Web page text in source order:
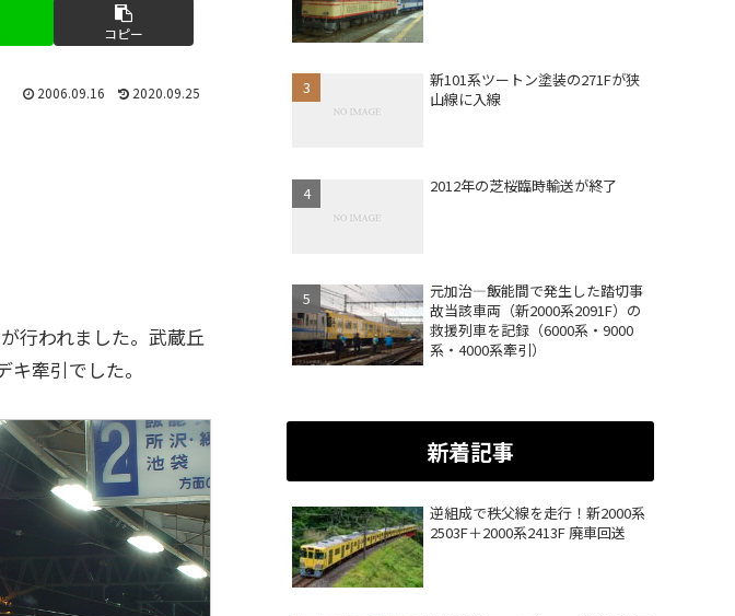
コピー
2006.09.16 2020.09.25
行われました。武蔵丘
牽引でした。
新101系ツートン塗装の271Fが狭
山線に入線
2012年の芝桜臨時輸送が終了
元加治―飯能間で発生した踏切事
故当該車両（新2000系2091F）の
救援列車を記録（6000系・9000
系・4000系牽引）
新着記事
逆組成で秩父線を走行！新2000系
2503F＋2000系2413F 廃車回送